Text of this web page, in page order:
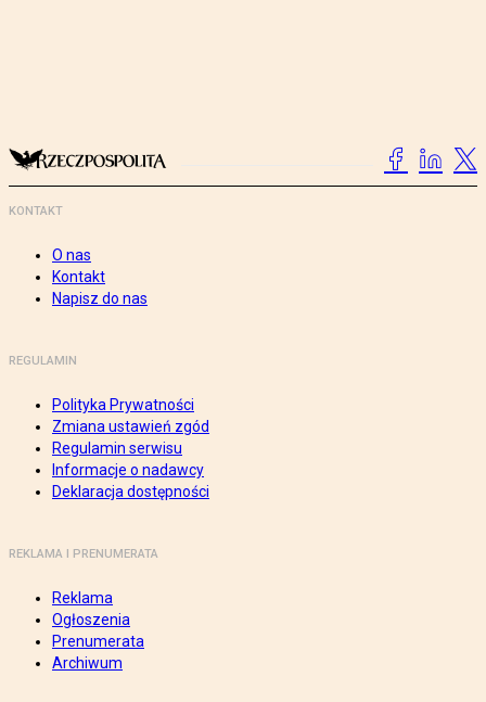
KONTAKT
O nas
Kontakt
Napisz do nas
REGULAMIN
Polityka Prywatności
Zmiana ustawień zgód
Regulamin serwisu
Informacje o nadawcy
Deklaracja dostępności
REKLAMA I PRENUMERATA
Reklama
Ogłoszenia
Prenumerata
Archiwum